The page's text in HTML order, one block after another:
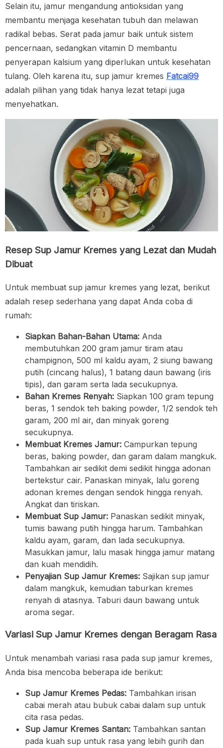
Selain itu, jamur mengandung antioksidan yang
membantu menjaga kesehatan tubuh dan melawan
radikal bebas. Serat pada jamur baik untuk sistem
pencernaan, sedangkan vitamin D membantu
penyerapan kalsium yang diperlukan untuk kesehatan
tulang. Oleh karena itu, sup jamur kremes Fatcai99
adalah pilihan yang tidak hanya lezat tetapi juga
menyehatkan.
Resep Sup Jamur Kremes yang Lezat dan Mudah
Dibuat
Untuk membuat sup jamur kremes yang lezat, berikut
adalah resep sederhana yang dapat Anda coba di
rumah:
Siapkan Bahan-Bahan Utama: Anda
membutuhkan 200 gram jamur tiram atau
champignon, 500 ml kaldu ayam, 2 siung bawang
putih (cincang halus), 1 batang daun bawang (iris
tipis), dan garam serta lada secukupnya.
Bahan Kremes Renyah: Siapkan 100 gram tepung
beras, 1 sendok teh baking powder, 1/2 sendok teh
garam, 200 ml air, dan minyak goreng
secukupnya.
Membuat Kremes Jamur: Campurkan tepung
beras, baking powder, dan garam dalam mangkuk.
Tambahkan air sedikit demi sedikit hingga adonan
bertekstur cair. Panaskan minyak, lalu goreng
adonan kremes dengan sendok hingga renyah.
Angkat dan tiriskan.
Membuat Sup Jamur: Panaskan sedikit minyak,
tumis bawang putih hingga harum. Tambahkan
kaldu ayam, garam, dan lada secukupnya.
Masukkan jamur, lalu masak hingga jamur matang
dan kuah mendidih.
Penyajian Sup Jamur Kremes: Sajikan sup jamur
dalam mangkuk, kemudian taburkan kremes
renyah di atasnya. Taburi daun bawang untuk
aroma segar.
Variasi Sup Jamur Kremes dengan Beragam Rasa
Untuk menambah variasi rasa pada sup jamur kremes,
Anda bisa mencoba beberapa ide berikut:
Sup Jamur Kremes Pedas: Tambahkan irisan
cabai merah atau bubuk cabai dalam sup untuk
cita rasa pedas.
Sup Jamur Kremes Santan: Tambahkan santan
pada kuah sup untuk rasa yang lebih gurih dan